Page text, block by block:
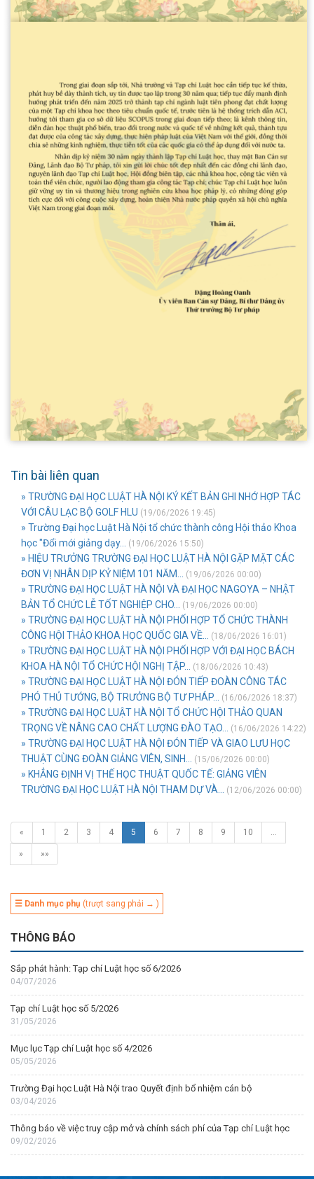
Tin bài liên quan
» TRƯỜNG ĐẠI HỌC LUẬT HÀ NỘI KÝ KẾT BẢN GHI NHỚ HỢP TÁC
VỚI CÂU LẠC BỘ GOLF HLU (19/06/2026 19:45)
» Trường Đại học Luật Hà Nội tổ chức thành công Hội thảo Khoa
học "Đổi mới giảng dạy...
(19/06/2026 15:50)
» HIỆU TRƯỞNG TRƯỜNG ĐẠI HỌC LUẬT HÀ NỘI GẶP MẶT CÁC
ĐƠN VỊ NHÂN DỊP KỶ NIỆM 101 NĂM...
(19/06/2026 00:00)
» TRƯỜNG ĐẠI HỌC LUẬT HÀ NỘI VÀ ĐẠI HỌC NAGOYA – NHẬT
BẢN TỔ CHỨC LỄ TỐT NGHIỆP CHO...
(19/06/2026 00:00)
» TRƯỜNG ĐẠI HỌC LUẬT HÀ NỘI PHỐI HỢP TỔ CHỨC THÀNH
CÔNG HỘI THẢO KHOA HỌC QUỐC GIA VỀ...
(18/06/2026 16:01)
» TRƯỜNG ĐẠI HỌC LUẬT HÀ NỘI PHỐI HỢP VỚI ĐẠI HỌC BÁCH
KHOA HÀ NỘI TỔ CHỨC HỘI NGHỊ TẬP...
(18/06/2026 10:43)
» TRƯỜNG ĐẠI HỌC LUẬT HÀ NỘI ĐÓN TIẾP ĐOÀN CÔNG TÁC
PHÓ THỦ TƯỚNG, BỘ TRƯỞNG BỘ TƯ PHÁP...
(16/06/2026 18:37)
» TRƯỜNG ĐẠI HỌC LUẬT HÀ NỘI TỔ CHỨC HỘI THẢO QUAN
TRỌNG VỀ NÂNG CAO CHẤT LƯỢNG ĐÀO TẠO...
(16/06/2026 14:22)
» TRƯỜNG ĐẠI HỌC LUẬT HÀ NỘI ĐÓN TIẾP VÀ GIAO LƯU HỌC
THUẬT CÙNG ĐOÀN GIẢNG VIÊN, SINH...
(15/06/2026 00:00)
» KHẲNG ĐỊNH VỊ THẾ HỌC THUẬT QUỐC TẾ: GIẢNG VIÊN
TRƯỜNG ĐẠI HỌC LUẬT HÀ NỘI THAM DỰ VÀ...
(12/06/2026 00:00)
« 1 2 3 4 5 6 7 8 9 10 …
» »»
☰ Danh mục phụ (trượt sang phải → )
THÔNG BÁO
Sắp phát hành: Tạp chí Luật học số 6/2026
04/07/2026
Tạp chí Luật học số 5/2026
31/05/2026
Mục lục Tạp chí Luật học số 4/2026
05/05/2026
Trường Đại học Luật Hà Nội trao Quyết định bổ nhiệm cán bộ
03/04/2026
Thông báo về việc truy cập mở và chính sách phí của Tạp chí Luật học
09/02/2026